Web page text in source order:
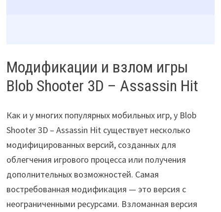
Модификации и взлом игры
Blob Shooter 3D – Assassin Hit
Как и у многих популярных мобильных игр, у Blob
Shooter 3D – Assassin Hit существует несколько
модифицированных версий, созданных для
облегчения игрового процесса или получения
дополнительных возможностей. Самая
востребованная модификация — это версия с
неограниченными ресурсами. Взломанная версия